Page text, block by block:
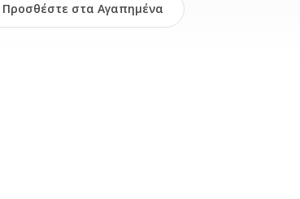
Προσθέστε στα Αγαπημένα